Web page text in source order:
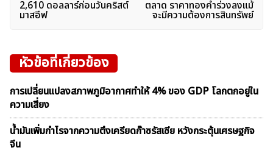
เรื่อง
2,610 ดอลลาร์ก่อนวันคริสต์
มาสอีฟ
ตลาด ราคาทองคำร่วงลงแม้
จะมีความต้องการสินทรัพย์
หัวข้อที่เกี่ยวข้อง
การเปลี่ยนแปลงสภาพภูมิอากาศทำให้ 4% ของ GDP โลกตกอยู่ใน
ความเสี่ยง
น้ำมันเพิ่มกำไรจากความตึงเครียดก๊าซรัสเซีย หวังกระตุ้นเศรษฐกิจ
จีน